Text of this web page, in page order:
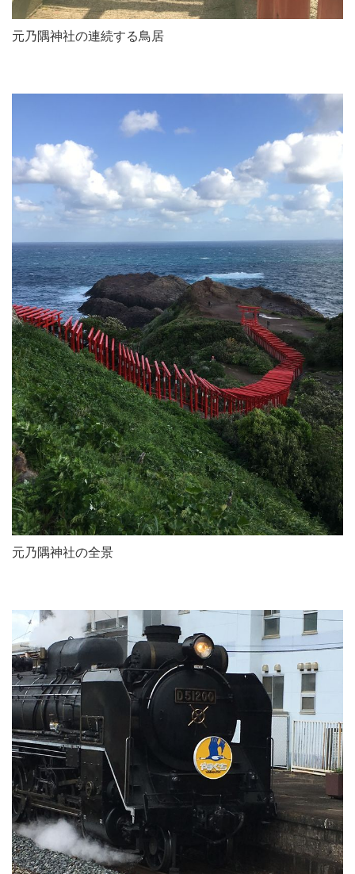
元乃隅神社の連続する鳥居
元乃隅神社の全景